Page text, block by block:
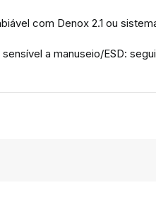
com Denox 2.1 ou
a manuseio/ESD: